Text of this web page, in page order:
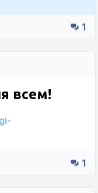
1
всем!
1